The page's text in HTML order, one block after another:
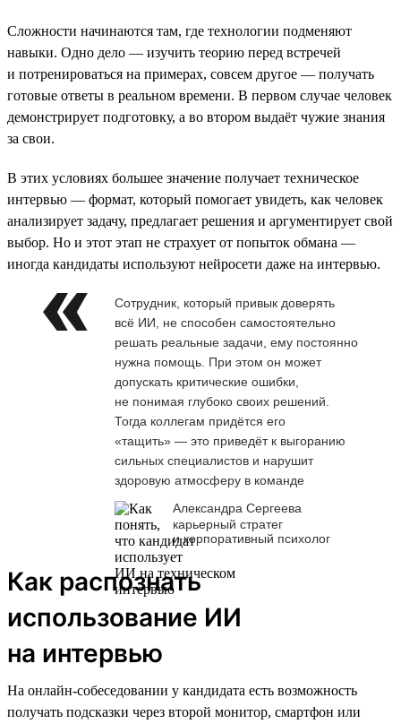
Сложности начинаются там, где технологии подменяют
навыки. Одно дело — изучить теорию перед встречей
и потренироваться на примерах, совсем другое — получать
готовые ответы в реальном времени. В первом случае человек
демонстрирует подготовку, а во втором выдаёт чужие знания
за свои.
В этих условиях большее значение получает техническое
интервью — формат, который помогает увидеть, как человек
анализирует задачу, предлагает решения и аргументирует свой
выбор. Но и этот этап не страхует от попыток обмана —
иногда кандидаты используют нейросети даже на интервью.
Сотрудник, который привык доверять
всё ИИ, не способен самостоятельно
решать реальные задачи, ему постоянно
нужна помощь. При этом он может
допускать критические ошибки,
не понимая глубоко своих решений.
Тогда коллегам придётся его
«тащить» — это приведёт к выгоранию
сильных специалистов и нарушит
здоровую атмосферу в команде
Александра Сергеева
карьерный стратег
и корпоративный психолог
Как распознать
использование ИИ
на интервью
На онлайн-собеседовании у кандидата есть возможность
получать подсказки через второй монитор, смартфон или